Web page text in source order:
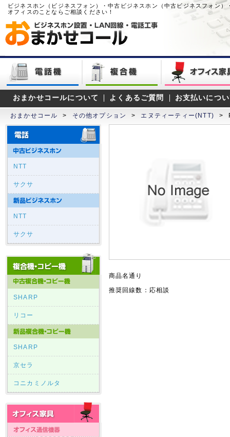
ビジネスホン（ビジネスフォン）・中古ビジネスホン（中古ビジネスフォン
オフィスのことならご相談ください！
おまかせコールについて よくあるご質問 お支払いにつ
おまかせコール > その他オプション > エヌティーティー(NTT) >
NTT
サクサ
NTT
サクサ
SHARP
リコー
SHARP
京セラ
コニカミノルタ
商品名通り
推奨回線数：応相談